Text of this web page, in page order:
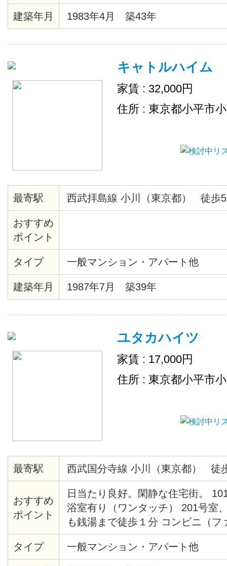
建築年月
1983年4月 築43年
キャトルハイム
家賃 : 32,000円
住所 : 東京都小平市
最寄駅 西武拝島線 小川（東京都） 徒歩
おすすめ
ポイント
タイプ 一般マンション・アパート他
建築年月 1987年7月 築39年
ユタカハイツ
家賃 : 17,000円
住所 : 東京都小平市
最寄駅 西武国分寺線 小川（東京都） 徒
おすすめ
ポイント
日当たり良好。閑静な住宅街。
浴室有り（ワンタッチ） 201号室
も銭湯まで徒歩１分 コンビニ（フ
まで徒歩２分。ダイエーまで徒歩
タイプ
一般マンション・アパート他